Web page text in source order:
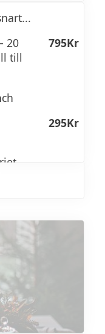
20
till
795Kr
295Kr
(på
795Kr